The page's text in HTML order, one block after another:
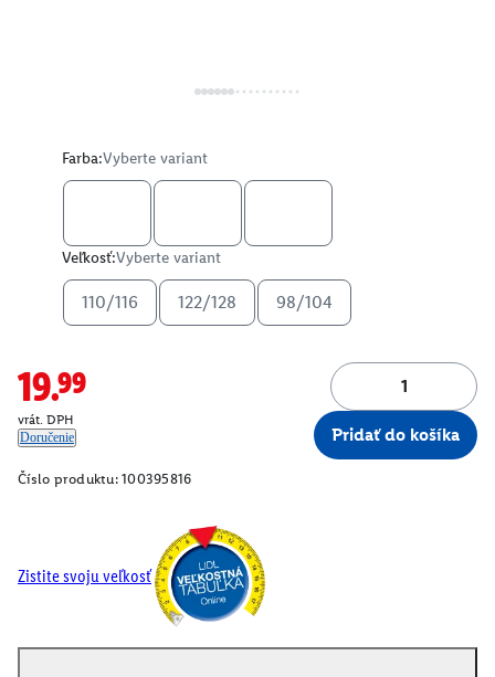
Farba:Vyberte variant
Veľkosť:Vyberte variant
110/116 122/128 98/104
19.99
vrát. DPH
Doručenie
Pridať do košíka
Číslo produktu: 100395816
Zistite svoju veľkosť